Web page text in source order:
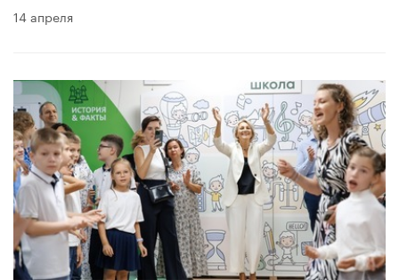
14 апреля